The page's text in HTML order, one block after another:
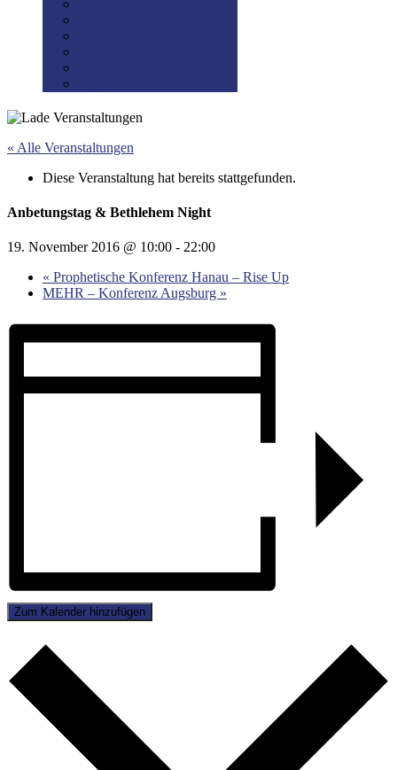
« Alle Veranstaltungen
Diese Veranstaltung hat bereits stattgefunden.
Anbetungstag & Bethlehem Night
19. November 2016 @ 10:00 - 22:00
« Prophetische Konferenz Hanau – Rise Up
MEHR – Konferenz Augsburg »
Zum Kalender hinzufügen